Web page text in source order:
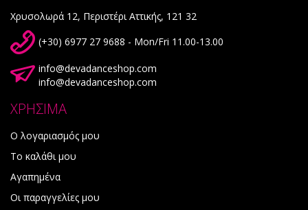
Χρυσολωρά 12, Περιστέρι Αττικής, 121 32
(+30) 6977 27 9688 - Mon/Fri 11.00-13.00
info@devadanceshop.com
info@devadanceshop.com
ΧΡΗΣΙΜΑ
Ο λογαριασμός μου
Το καλάθι μου
Αγαπημένα
Οι παραγγελίες μου